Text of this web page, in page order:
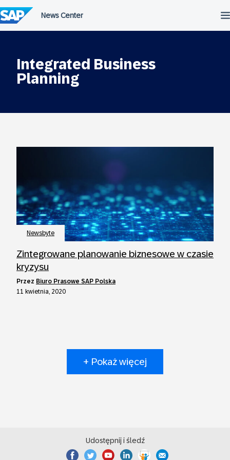
do
treści
Integrated Business
Planning
Newsbyte
Zintegrowane planowanie biznesowe w czasie
kryzysu
przez Biuro Prasowe SAP Polska
11 kwietnia, 2020
+ Pokaż więcej
Udostępnij i śledź